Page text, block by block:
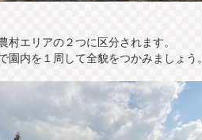
エリアの２つに区分されます。
園内を１周して全貌をつかみましょう。